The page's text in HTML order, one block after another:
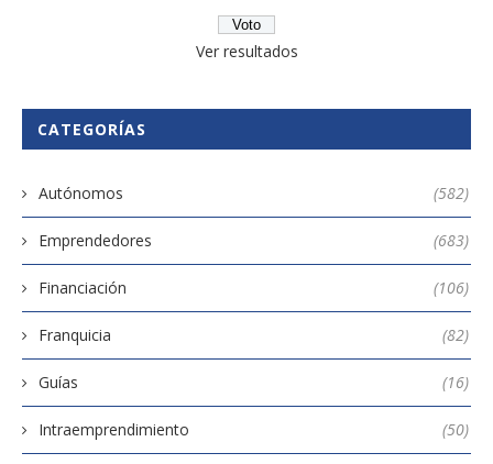
Ver resultados
CATEGORÍAS
Autónomos (582)
Emprendedores (683)
Financiación (106)
Franquicia (82)
Guías (16)
Intraemprendimiento (50)